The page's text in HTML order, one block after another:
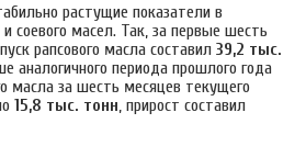
растущие показатели в
и соевого масел. Так, за первые шесть
рапсового масла составил 39,2 тыс.
аналогичного периода прошлого года
масла за шесть месяцев текущего
15,8 тыс. тонн, прирост составил